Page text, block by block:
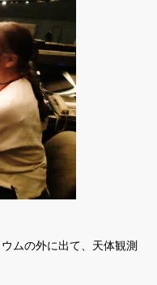
ムの外に出て、天体観測